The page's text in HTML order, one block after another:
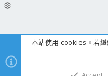
本站使用 cookies。若